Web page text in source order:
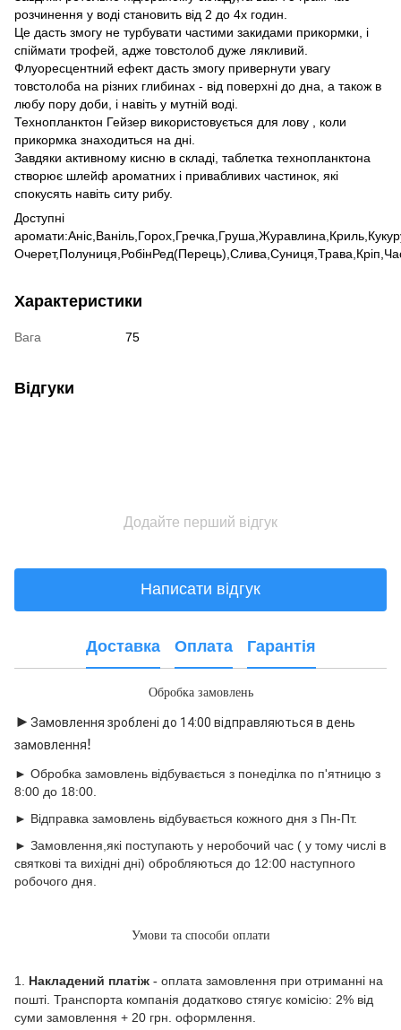
розчинення у воді становить від 2 до 4х годин.
Це дасть змогу не турбувати частими закидами прикормки, і
спіймати трофей, адже товстолоб дуже лякливий.
Флуоресцентний ефект дасть змогу привернути увагу
товстолоба на різних глибинах - від поверхні до дна, а також в
любу пору доби, і навіть у мутній воді.
Технопланктон Гейзер використовується для лову , коли
прикормка знаходиться на дні.
Завдяки активному кисню в складі, таблетка технопланктона
створює шлейф ароматних і привабливих частинок, які
спокусять навіть ситу рибу.
Доступні
Характеристики
Вага 75
Відгуки
Додайте перший відгук
Написати відгук
Доставка Оплата Гарантія
Обробка замовлень
► Замовлення зроблені до 14:00 відправляються в день
замовлення!
► Обробка замовлень відбувається з понеділка по п'ятницю з
8:00 до 18:00.
► Відправка замовлень відбувається кожного дня з Пн-Пт.
► Замовлення,які поступають у неробочий час ( у тому числі в
святкові та вихідні дні) обробляються до 12:00 наступного
робочого дня.
Умови та способи оплати
1. Накладений платіж - оплата замовлення при отриманні на
пошті. Транспорта компанія додатково стягує комісію: 2% від
суми замовлення + 20 грн. оформлення.